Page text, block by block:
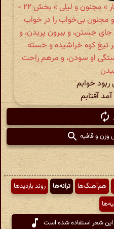
امیرخسرو دهلوی » دیوان اشعار » مجنون و لیلی » بخش ۲۲ -
و مجنون بی‌خواب را در خواب
جستن، و بیرون پریدن، و
تیغ کوه خراشیده و خسته
او سودن، و مرهم راحت
خوابم
آفتابم
وزن و قافیه
هم‌آهنگ‌ها ترانه‌ها
روند بازدیدها
این شعر استفاده شده است